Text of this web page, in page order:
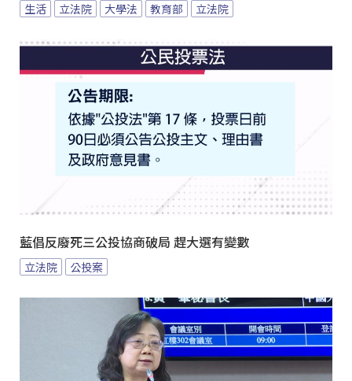
生活 立法院 大學法 教育部 立法院
藍倡反廢死三公投協商破局 趕大選有變數
立法院 公投案